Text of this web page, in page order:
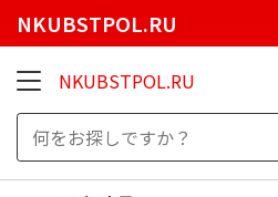
NKUBSTPOL.RU
NKUBSTPOL.RU